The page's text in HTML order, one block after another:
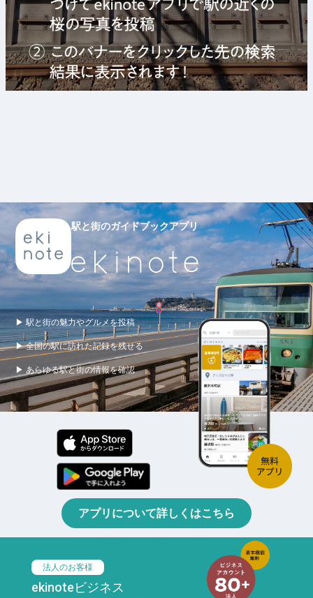
駅と街のガイドブックアプリ
▶ 駅と街の魅力やグルメを投稿
▶ 全国の駅に訪れた記録を残せる
▶ あらゆる駅と街の情報を確認
アプリについて詳しくはこちら
法人のお客様
ekinoteビジネス